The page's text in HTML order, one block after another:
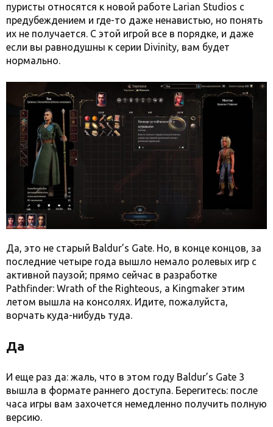
пуристы относятся к новой работе Larian Studios с
предубеждением и где-то даже ненавистью, но понять
их не получается. С этой игрой все в порядке, и даже
если вы равнодушны к серии Divinity, вам будет
нормально.
Да, это не старый Baldur’s Gate. Но, в конце концов, за
последние четыре года вышло немало ролевых игр с
активной паузой; прямо сейчас в разработке
Pathfinder: Wrath of the Righteous, а Kingmaker этим
летом вышла на консолях. Идите, пожалуйста,
ворчать куда-нибудь туда.
Да
И еще раз да: жаль, что в этом году Baldur’s Gate 3
вышла в формате раннего доступа. Берегитесь: после
часа игры вам захочется немедленно получить полную
версию.